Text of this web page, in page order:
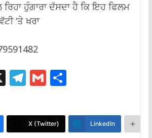
ਰਿਹਾ ਹੁੰਗਾਰਾ ਦੱਸਦਾ ਹੈ ਕਿ ਇਹ ਫਿਲਮ
‘ਤੇ ਖਰਾ
X T
e
gr
G
ai
l
S
ar
e
X (Twitter) LinkedIn